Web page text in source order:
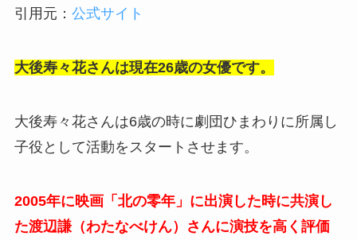
引用元： 公式サイト
大後寿々花さんは現在26歳の女優です。
大後寿々花さんは6歳の時に劇団ひまわりに所属し
子役として活動をスタートさせます。
2005年に映画「北の零年」に出演した時に共演し
た渡辺謙（わたなべけん）さんに演技を高く評価